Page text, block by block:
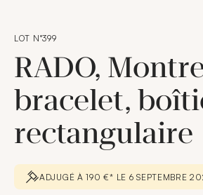
LOT N°399
RADO,
bracelet,
rectangulaire
ADJUGÉ À 190 €* LE 6 SEPTEMBRE